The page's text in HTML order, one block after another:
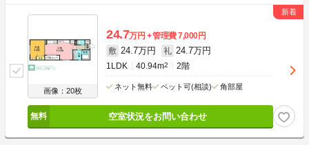
画像：20枚
24.7万円 管理費7,000円
敷 24.7万円 礼 24.7万円
1LDK 40.94m2 2階
ネット無料 ペット可(相談) 角部屋
空室状況をお問い合わせ